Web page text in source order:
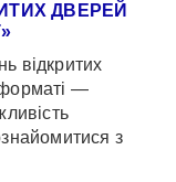
ДВЕРЕЙ
відкритих
—
з